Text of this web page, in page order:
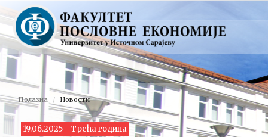
Полазна Новости
19.06.2025 - Трећа година